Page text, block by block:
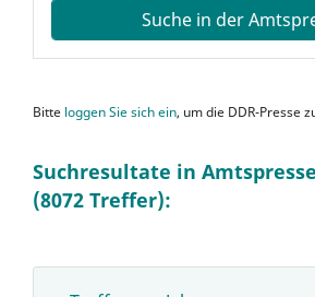
Suche in der
Bitte loggen Sie sich ein, um die DDR-Presse
Suchresultate in
(8072 Treffer):